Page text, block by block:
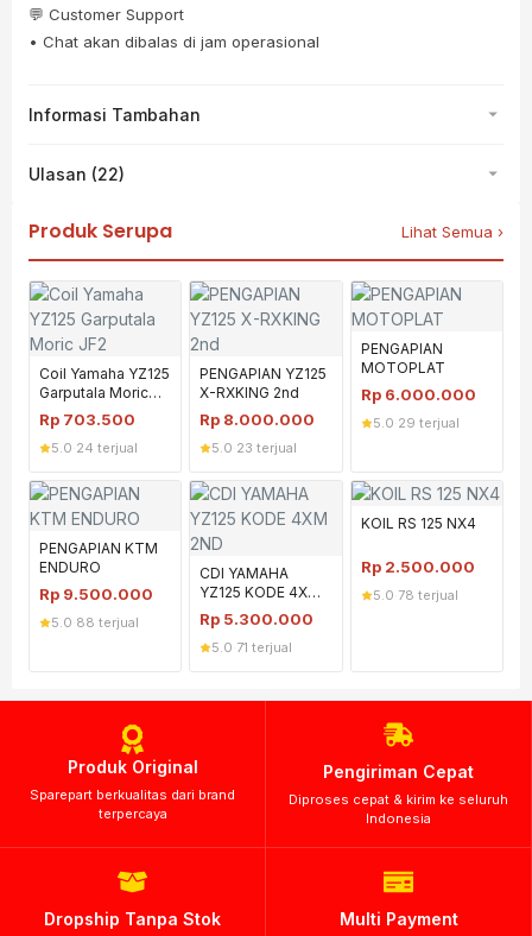
💬 Customer Support
• Chat akan dibalas di jam operasional
Informasi Tambahan
Ulasan (22)
Produk Serupa Lihat Semua ›
Coil Yamaha YZ125
Garputala Moric
JF2
Rp 703.500
5.0 24 terjual
PENGAPIAN YZ125
X-RXKING 2nd
Rp 8.000.000
5.0 23 terjual
PENGAPIAN
MOTOPLAT
Rp 6.000.000
5.0 29 terjual
PENGAPIAN KTM
ENDURO
Rp 9.500.000
5.0 88 terjual
CDI YAMAHA
YZ125 KODE 4XM
2ND
Rp 5.300.000
5.0 71 terjual
KOIL RS 125 NX4
Rp 2.500.000
5.0 78 terjual
Produk Original
Sparepart berkualitas dari brand
terpercaya
Pengiriman Cepat
Diproses cepat & kirim ke seluruh
Indonesia
Dropship Tanpa Stok Multi Payment